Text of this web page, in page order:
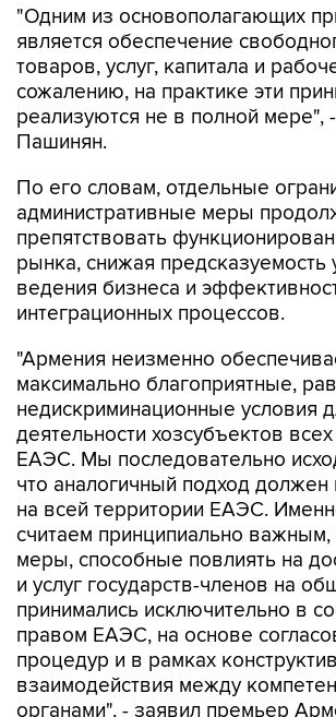
"Одним из основополагающих
является обеспечение
товаров, услуг, капитала и
сожалению, на практике эти
реализуются не в полной мере",
Пашинян.
По его словам, отдельные
административные меры
препятствовать
рынка, снижая предсказуемость
ведения бизнеса и
интеграционных процессов.
"Армения неизменно
максимально благоприятные,
недискриминационные условия
деятельности хозсубъектов
ЕАЭС. Мы последовательно
что аналогичный подход должен
на всей территории ЕАЭС.
считаем принципиально
меры, способные повлиять на
и услуг государств-членов на
принимались исключительно в
правом ЕАЭС, на основе
процедур и в рамках
взаимодействия между
органами", - заявил премьер